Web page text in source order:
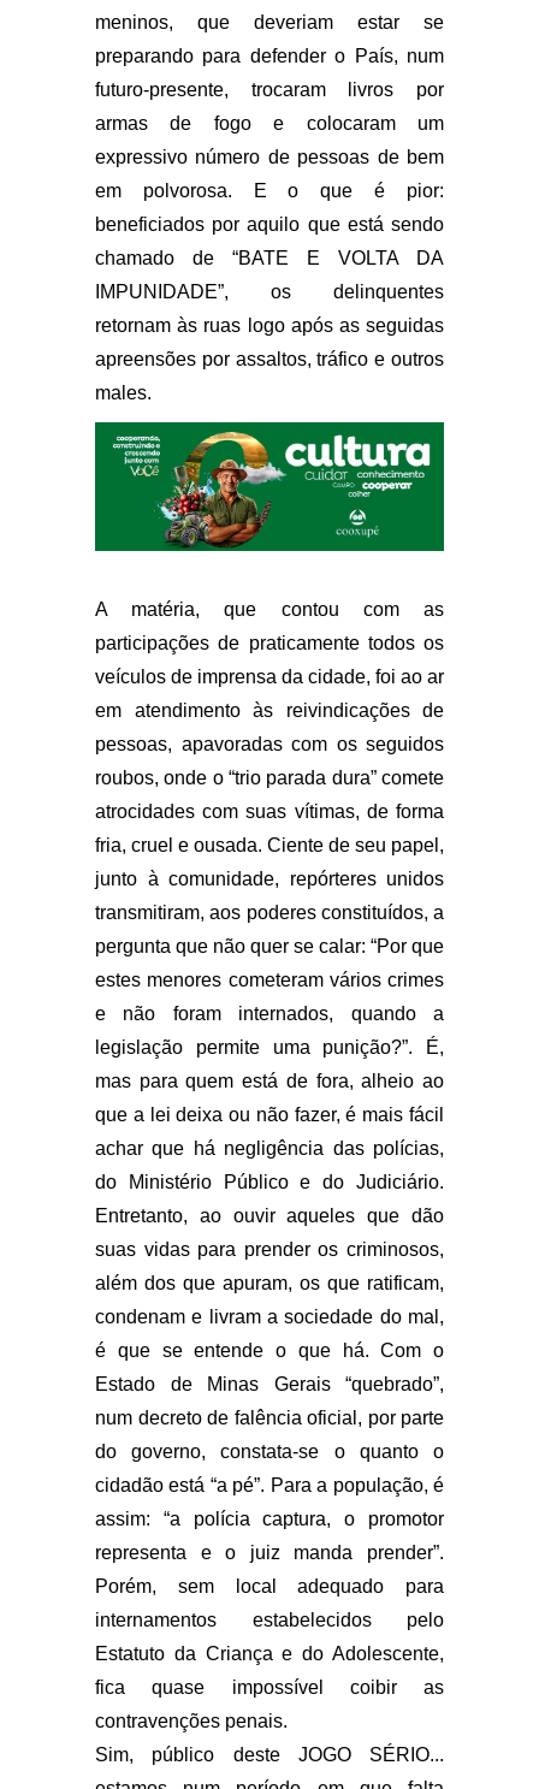
meninos, que deveriam estar se
preparando para defender o País, num
futuro-presente, trocaram livros por
armas de fogo e colocaram um
expressivo número de pessoas de bem
em polvorosa. E o que é pior:
beneficiados por aquilo que está sendo
chamado de “BATE E VOLTA DA
IMPUNIDADE”, os delinquentes
retornam às ruas logo após as seguidas
apreensões por assaltos, tráfico e outros
males.
A matéria, que contou com as
participações de praticamente todos os
veículos de imprensa da cidade, foi ao ar
em atendimento às reivindicações de
pessoas, apavoradas com os seguidos
roubos, onde o “trio parada dura” comete
atrocidades com suas vítimas, de forma
fria, cruel e ousada. Ciente de seu papel,
junto à comunidade, repórteres unidos
transmitiram, aos poderes constituídos, a
pergunta que não quer se calar: “Por que
estes menores cometeram vários crimes
e não foram internados, quando a
legislação permite uma punição?”. É,
mas para quem está de fora, alheio ao
que a lei deixa ou não fazer, é mais fácil
achar que há negligência das polícias,
do Ministério Público e do Judiciário.
Entretanto, ao ouvir aqueles que dão
suas vidas para prender os criminosos,
além dos que apuram, os que ratificam,
condenam e livram a sociedade do mal,
é que se entende o que há. Com o
Estado de Minas Gerais “quebrado”,
num decreto de falência oficial, por parte
do governo, constata-se o quanto o
cidadão está “a pé”. Para a população, é
assim: “a polícia captura, o promotor
representa e o juiz manda prender”.
Porém, sem local adequado para
internamentos estabelecidos pelo
Estatuto da Criança e do Adolescente,
fica quase impossível coibir as
contravenções penais.
Sim, público deste JOGO SÉRIO...